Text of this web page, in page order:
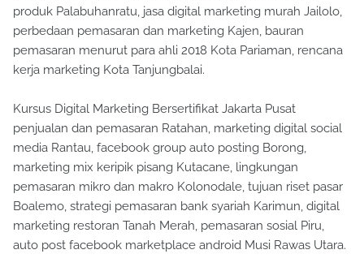
produk Palabuhanratu, jasa digital marketing murah Jailolo,
perbedaan pemasaran dan marketing Kajen, bauran
pemasaran menurut para ahli 2018 Kota Pariaman, rencana
kerja marketing Kota Tanjungbalai.
Kursus Digital Marketing Bersertifikat Jakarta Pusat
penjualan dan pemasaran Ratahan, marketing digital social
media Rantau, facebook group auto posting Borong,
marketing mix keripik pisang Kutacane, lingkungan
pemasaran mikro dan makro Kolonodale, tujuan riset pasar
Boalemo, strategi pemasaran bank syariah Karimun, digital
marketing restoran Tanah Merah, pemasaran sosial Piru,
auto post facebook marketplace android Musi Rawas Utara.